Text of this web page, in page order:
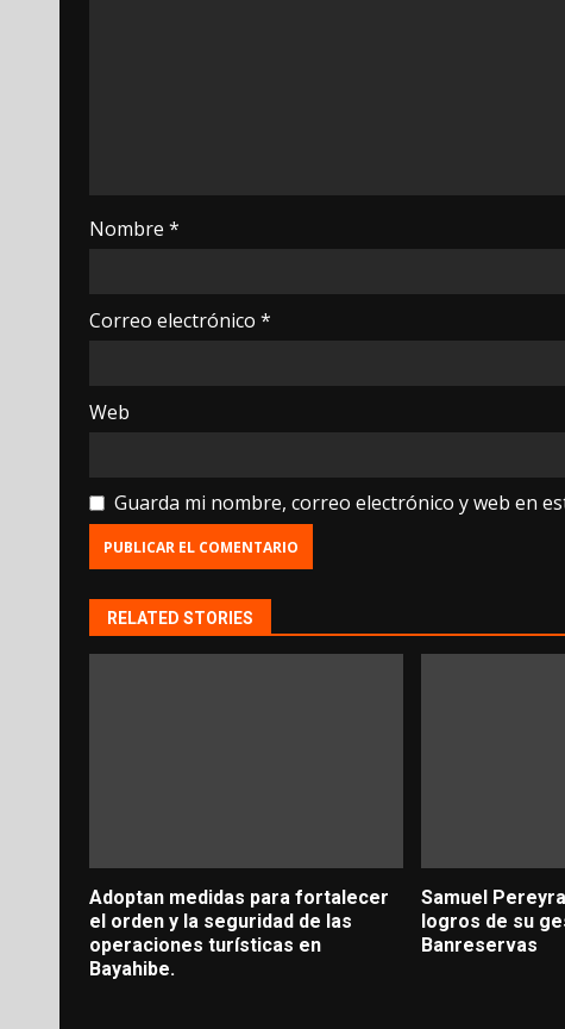
Nombre *
Correo electrónico *
Web
Guarda mi nombre, correo electrónico y web en
RELATED STORIES
Adoptan medidas para fortalecer
el orden y la seguridad de las
operaciones turísticas en
Bayahibe.
Samuel
logros de su
Banreservas